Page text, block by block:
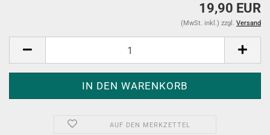
19,90 EUR
(MwSt. inkl.) zzgl. Versand
AUF DEN MERKZETTEL